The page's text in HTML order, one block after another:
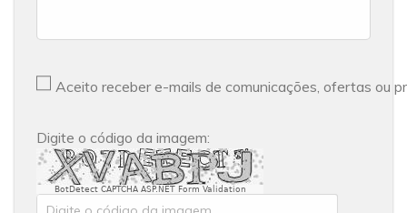
Aceito receber e-mails de comunicações, ofertas ou
Digite o código da imagem:
BotDetect CAPTCHA ASP.NET Form Validation